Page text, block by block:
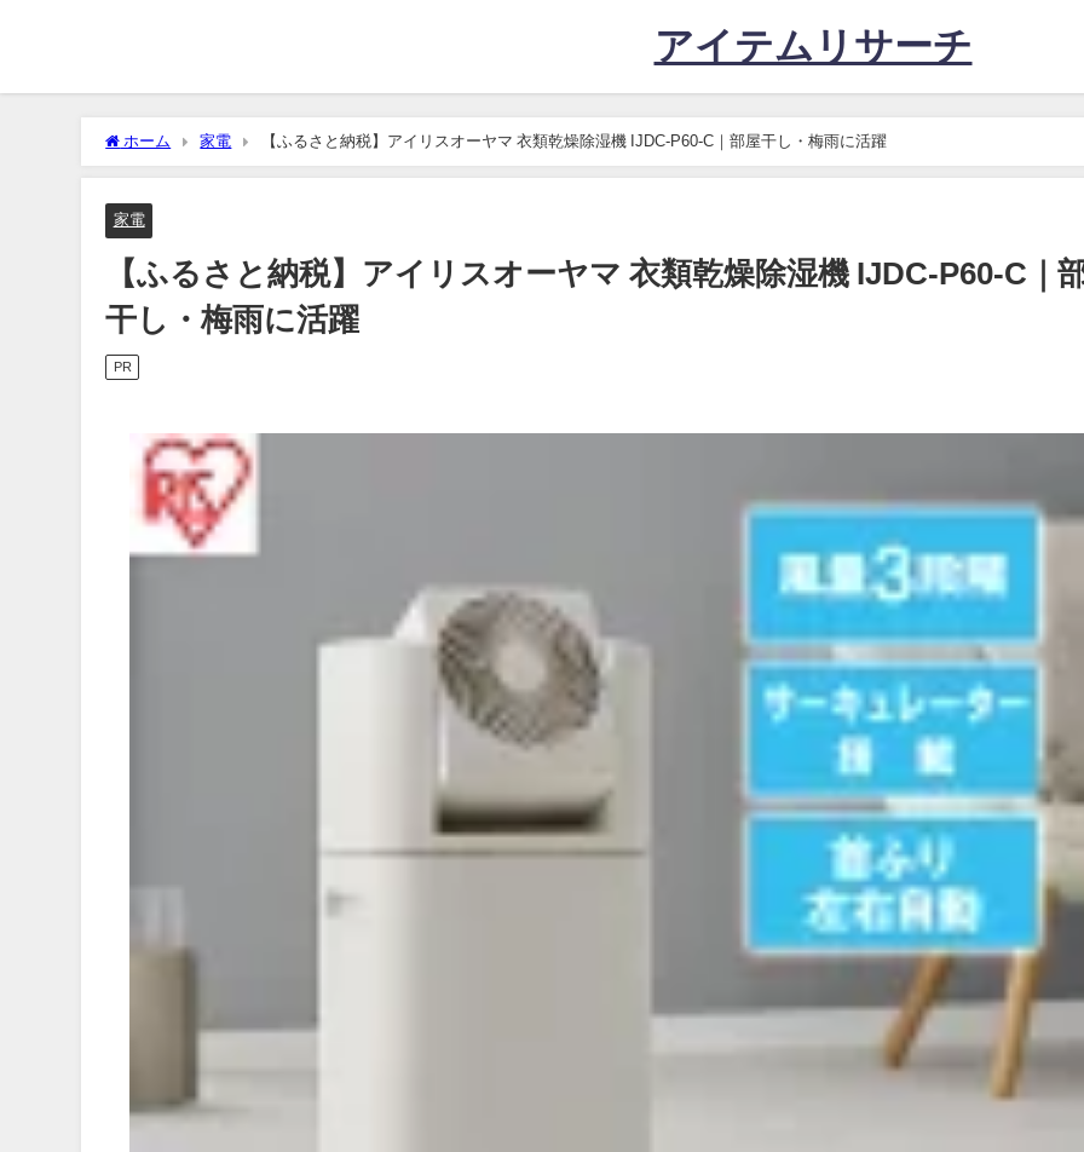
アイテムリサーチ
ホーム 家電 【ふるさと納税】アイリスオーヤマ 衣類乾燥除湿機 IJDC-P60-C｜部屋干し・梅雨に活躍
家電
【ふるさと納税】アイリスオーヤマ 衣類乾燥除湿機 IJDC-P60-C｜
干し・梅雨に活躍
PR